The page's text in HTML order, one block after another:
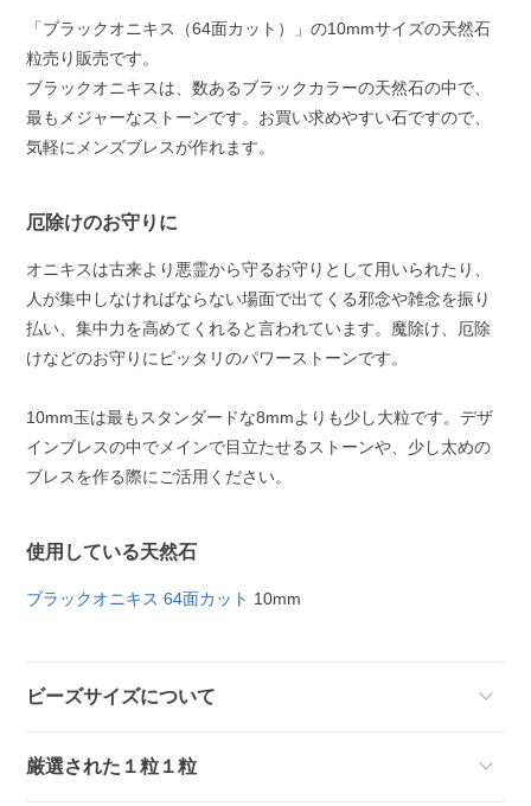
「ブラックオニキス（64面カット）」の10mmサイズの天然石
粒売り販売です。
ブラックオニキスは、数あるブラックカラーの天然石の中で、
最もメジャーなストーンです。お買い求めやすい石ですので、
気軽にメンズブレスが作れます。
厄除けのお守りに
オニキスは古来より悪霊から守るお守りとして用いられたり、
人が集中しなければならない場面で出てくる邪念や雑念を振り
払い、集中力を高めてくれると言われています。魔除け、厄除
けなどのお守りにピッタリのパワーストーンです。
10mm玉は最もスタンダードな8mmよりも少し大粒です。デザ
インブレスの中でメインで目立たせるストーンや、少し太めの
ブレスを作る際にご活用ください。
使用している天然石
ブラックオニキス 64面カット 10mm
ビーズサイズについて
厳選された１粒１粒